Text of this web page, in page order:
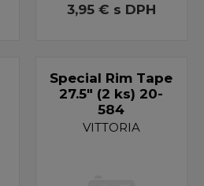
3,95 € s DPH
Special Rim Tape
27.5" (2 ks) 20-
584
VITTORIA